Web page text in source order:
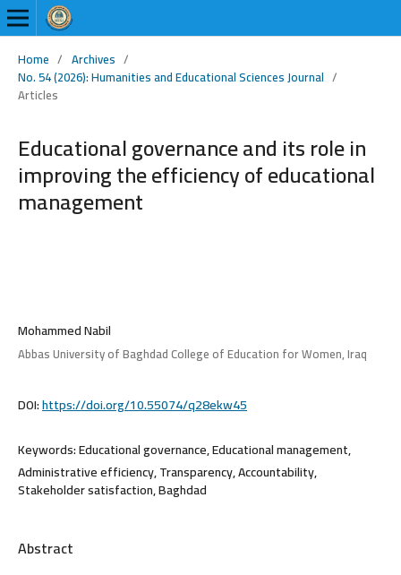
Home / Archives /
No. 54 (2026): Humanities and Educational Sciences Journal /
Articles
Educational governance and its role in
improving the efficiency of educational
management
Mohammed Nabil
Abbas University of Baghdad College of Education for Women, Iraq
DOI:https://doi.org/10.55074/q28ekw45
Keywords:Educational governance, Educational management,
Administrative efficiency, Transparency, Accountability,
Stakeholder satisfaction, Baghdad
Abstract